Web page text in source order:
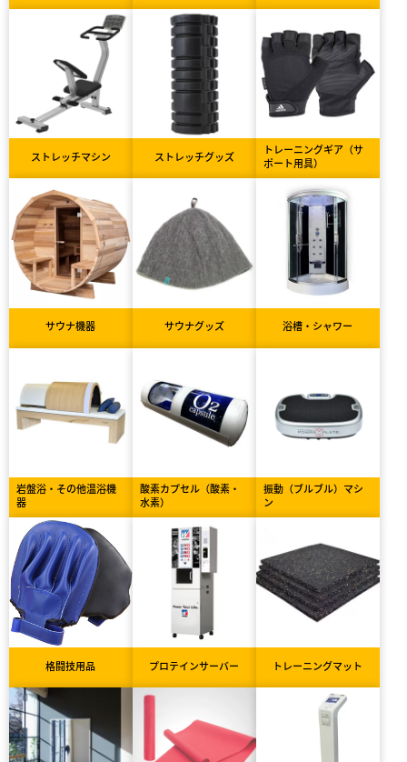
ストレッチマシン ストレッチグッズ
トレーニングギア（サ
ポート用具）
サウナ機器 サウナグッズ 浴槽・シャワー
岩盤浴・その他温浴機
器
酸素カプセル（酸素・
水素）
振動（ブルブル）マシ
ン
格闘技用品 プロテインサーバー トレーニングマット